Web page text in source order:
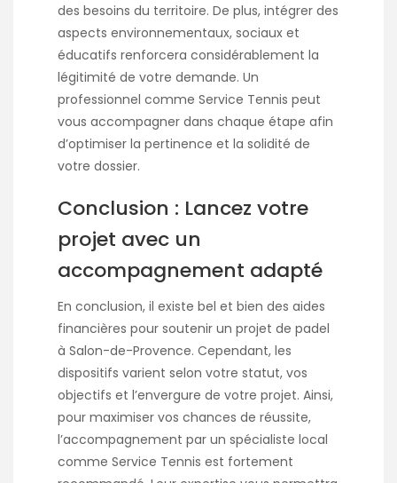
des besoins du territoire. De plus, intégrer des
aspects environnementaux, sociaux et
éducatifs renforcera considérablement la
légitimité de votre demande. Un
professionnel comme Service Tennis peut
vous accompagner dans chaque étape afin
d’optimiser la pertinence et la solidité de
votre dossier.
Conclusion : Lancez votre
projet avec un
accompagnement adapté
En conclusion, il existe bel et bien des aides
financières pour soutenir un projet de padel
à Salon-de-Provence. Cependant, les
dispositifs varient selon votre statut, vos
objectifs et l’envergure de votre projet. Ainsi,
pour maximiser vos chances de réussite,
l’accompagnement par un spécialiste local
comme Service Tennis est fortement